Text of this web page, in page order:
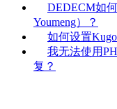
DEDECM如
Youmeng）？
如何设置
我无法使用
复？